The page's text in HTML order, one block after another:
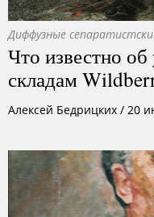
Диффузные
Что известно
складам
Алексей Бедрицких / 20